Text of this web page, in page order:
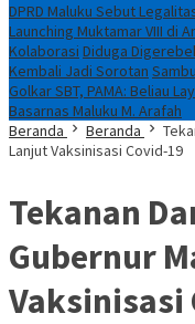
DPRD Maluku Sebut
Launching Muktamar VIII di
Kolaborasi Diduga
Kembali Jadi Sorotan
Golkar SBT, PAMA: Beliau
Basarnas Maluku M. Arafah
Beranda
Beranda
Lanjut Vaksinisasi Covid-19
Tekanan
Gubernur
Vaksinisasi